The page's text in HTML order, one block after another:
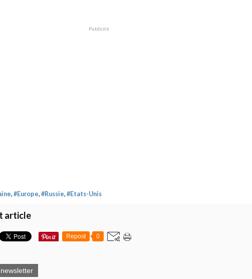
Publicité
, #Europe, #Russie, #Etats-Unis
article
Repost 0